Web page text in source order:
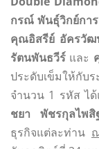
กรณ์ พันธุ์วิกย์กา
คุณอิสรีย์ อัครวัฒ
รัตนพันธวีร์ และ
ประดับเข็มให้กับ
จำนวน 1 รหัส ไ
ชยา พัชรกุลไพสิ
ธุรกิจแต่ละท่าน